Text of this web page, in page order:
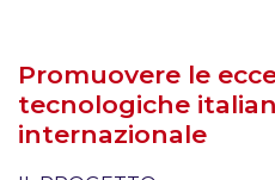
Promuovere le
tecnologiche
internazionale